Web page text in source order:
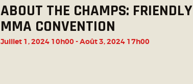
ABOUT THE CHAMPS: FRIENDLY
MMA CONVENTION
Juillet 1, 2024 10h00 -Août 3, 2024 17h00